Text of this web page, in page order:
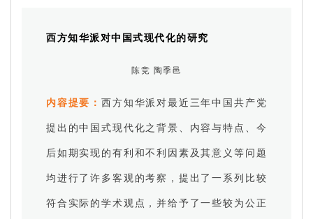
西方知华派对中国式现代化的研究
陈竞 陶季邑
内容提要：西方知华派对最近三年中国共产党
提出的中国式现代化之背景、内容与特点、今
后如期实现的有利和不利因素及其意义等问题
均进行了许多客观的考察，提出了一系列比较
符合实际的学术观点，并给予了一些较为公正